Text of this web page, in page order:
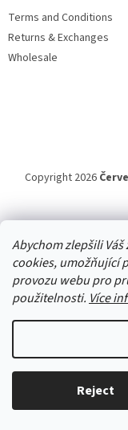
Abychom zlepšili
cookies, umožňující
provozu webu pro
použitelnosti. Více
Reject
Everything in stock, we
Terms and Conditions
Returns & Exchanges
Wholesale
Copyright 2026